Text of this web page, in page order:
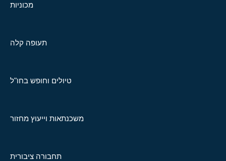
מכוניות
תעופה קלה
טיולים וחופש בחו"ל
משכנתאות וייעוץ מחזור
תחבורה ציבורית